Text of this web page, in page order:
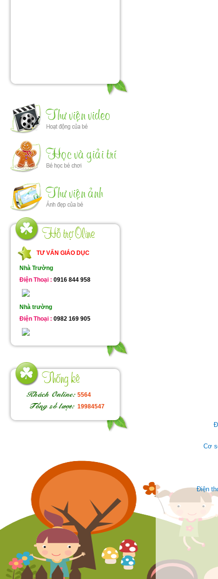
TƯ VẤN GIÁO DỤC
Nhà Trường
Điện Thoại : 0916 844 958
Nhà trường
Điện Thoại : 0982 169 905
5564
19984547
Cơ
Điện